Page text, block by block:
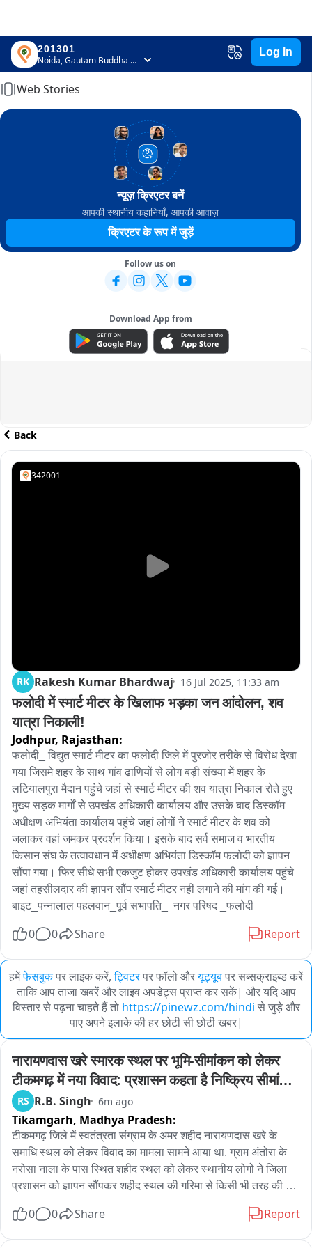
201301
Noida, Gautam Buddha Nagar, Uttar Pradesh
Log In
Home
Web Stories
न्यूज़ क्रिएटर बनें
आपकी स्थानीय कहानियाँ, आपकी आवाज़
क्रिएटर के रूप में जुड़ें
Follow us on
Download App from
ADVERTISEMENT
Back
342001
RK Rakesh Kumar Bhardwaj 16 Jul 2025, 11:33 am
फलोदी में स्मार्ट मीटर के खिलाफ भड़का जन आंदोलन, शव
यात्रा निकाली!
Jodhpur, Rajasthan:
फलोदी_ विद्युत स्मार्ट मीटर का फलोदी जिले में पुरजोर तरीके से विरोध देखा
गया जिसमे शहर के साथ गांव ढाणियों से लोग बड़ी संख्या में शहर के
लटियालपुरा मैदान पहुंचे जहां से स्मार्ट मीटर की शव यात्रा निकाल रोते हुए
मुख्य सड़क मार्गों से उपखंड अधिकारी कार्यालय और उसके बाद डिस्कॉम
अधीक्षण अभियंता कार्यालय पहुंचे जहां लोगों ने स्मार्ट मीटर के शव को
जलाकर वहां जमकर प्रदर्शन किया। इसके बाद सर्व समाज व भारतीय
किसान संघ के तत्वावधान में अधीक्षण अभियंता डिस्कॉम फलोदी को ज्ञापन
सौंपा गया। फिर सीधे सभी एकजुट होकर उपखंड अधिकारी कार्यालय पहुंचे
जहां तहसीलदार की ज्ञापन सौंप स्मार्ट मीटर नहीं लगाने की मांग की गई।
बाइट_पन्नालाल पहलवान_पूर्व सभापति_  नगर परिषद _फलोदी
0 0 Share Report
हमेंफेसबुकपर लाइक करें, ट्विटरपर फॉलो औरयूट्यूबपर सब्सक्राइब्ड करें
ताकि आप ताजा खबरें और लाइव अपडेट्स प्राप्त कर सकें| और यदि आप
विस्तार से पढ़ना चाहते हैं तो https://pinewz.com/hindi से जुड़े और
पाए अपने इलाके की हर छोटी सी छोटी खबर|
नारायणदास खरे स्मारक स्थल पर भूमि-सीमांकन को लेकर
टीकमगढ़ में नया विवाद: प्रशासन कहता है निष्क्रिय सीमांकन
स्थल के भीतर
RS R.B. Singh 6m ago
Tikamgarh, Madhya Pradesh:
टीकमगढ़ जिले में स्वतंत्रता संग्राम के अमर शहीद नारायणदास खरे के
समाधि स्थल को लेकर विवाद का मामला सामने आया था. ग्राम अंतोरा के
नरोसा नाला के पास स्थित शहीद स्थल को लेकर स्थानीय लोगों ने जिला
प्रशासन को ज्ञापन सौंपकर शहीद स्थल की गरिमा से किसी भी तरह की
नेताओं ने जिला प्रशासन को चेतावनी देते हुए कहा था कि अगर शहीद स्थल
0 0 Share Report